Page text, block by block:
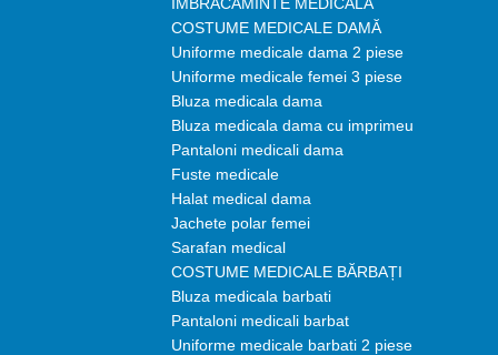
COSTUME MEDICALE DAMĂ
Uniforme medicale dama 2 piese
Uniforme medicale femei 3 piese
Bluza medicala dama
Bluza medicala dama cu imprimeu
Pantaloni medicali dama
Fuste medicale
Halat medical dama
Jachete polar femei
Sarafan medical
COSTUME MEDICALE BĂRBAȚI
Bluza medicala barbati
Pantaloni medicali barbat
Uniforme medicale barbati 2 piese